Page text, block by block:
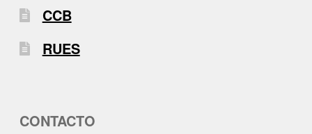
CCB
RUES
CONTACTO